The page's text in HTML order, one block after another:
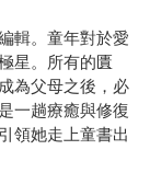
輯。童年對於愛
星。所有的匱
為父母之後，必
一趟療癒與修復
領她走上童書出